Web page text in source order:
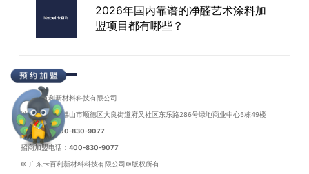
2026年国内靠谱的净醛艺术涂料加
盟项目都有哪些？
家哪家可靠
国内靠谱的艺术涂料招商品牌哪家好
广东卡百利新材料科技有限公司
地址：广东省佛山市顺德区大良街道府又社区东乐路286号绿地商业中心5栋49楼
联系电话：400-830-9077
招商加盟电话： 400-830-9077
© 广东卡百利新材料科技有限公司©版权所有